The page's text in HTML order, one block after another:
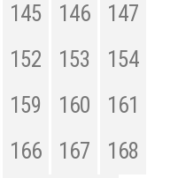
145 146
147
152 153
154
159 160
161
166 167
168